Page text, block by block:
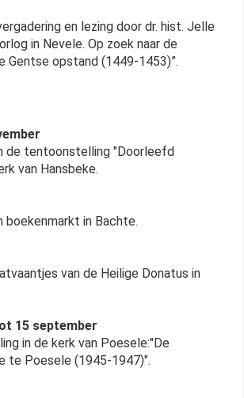
en lezing door dr. hist. Jelle
in Nevele. Op zoek naar de
Gentse opstand (1449-1453)”.
de tentoonstelling "Doorleefd
van Hansbeke.
boekenmarkt in Bachte.
van de Heilige Donatus in
15 september
in de kerk van Poesele:"De
te Poesele (1945-1947)".